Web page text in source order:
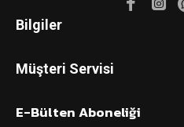
Bilgiler
Müşteri Servisi
E-Bülten Aboneliği